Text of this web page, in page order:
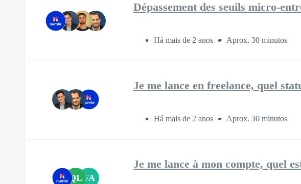
Dépassement des seuils micro-
Há mais de 2 anos Aprox. 30 minutos
Je me lance en freelance, quel
Há mais de 2 anos Aprox. 30 minutos
QL FA
Je me lance à mon compte, quel